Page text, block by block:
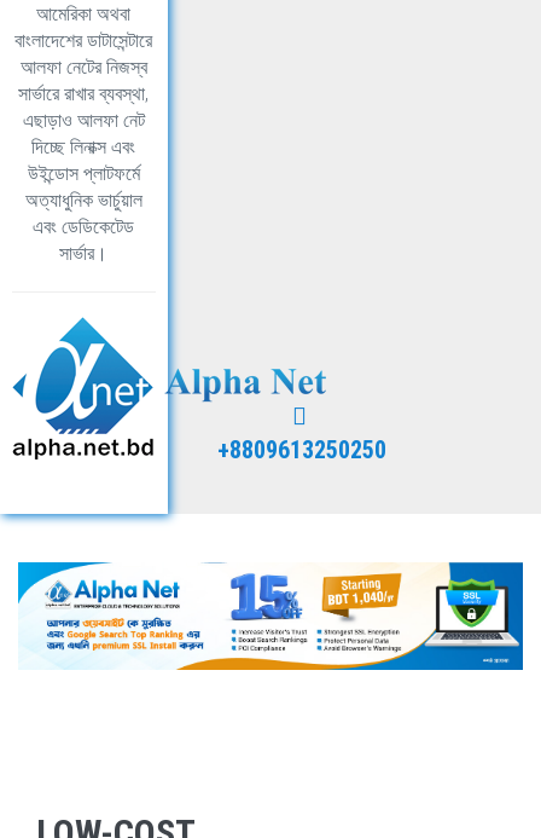
আমেরিকা অথবা
বাংলাদেশের ডাটাসেন্টারে
আলফা নেটের নিজস্ব
সার্ভারে রাখার ব্যবস্থা,
এছাড়াও আলফা নেট
দিচ্ছে লিনাক্স এবং
উইন্ডোস প্লাটফর্মে
অত্যাধুনিক ভার্চুয়াল
এবং ডেডিকেটেড
সার্ভার।
+8809613250250